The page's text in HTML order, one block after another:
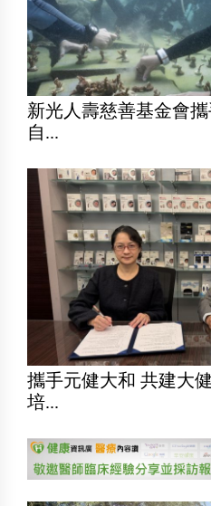
新光人壽慈善基金會
自...
攜手元健大和 共建大
培...